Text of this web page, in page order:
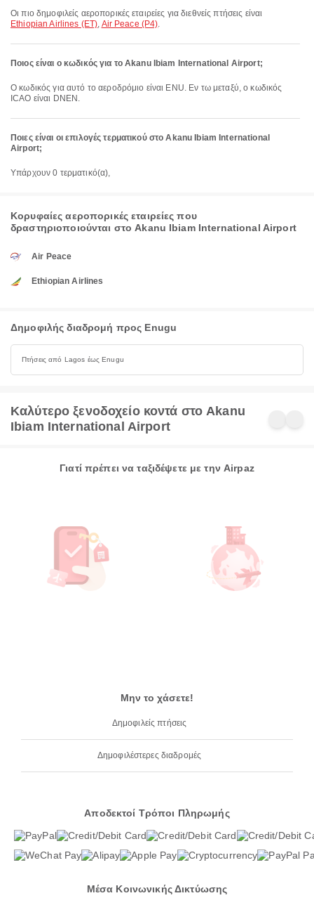
Οι πιο δημοφιλείς αεροπορικές εταιρείες για διεθνείς πτήσεις είναι
Ethiopian Airlines (ET), Air Peace (P4).
Ποιος είναι ο κωδικός για το Akanu Ibiam International Airport;
Ο κωδικός για αυτό το αεροδρόμιο είναι ENU. Εν τω μεταξύ, ο κωδικός
ICAO είναι DNEN.
Ποιες είναι οι επιλογές τερματικού στο Akanu Ibiam International
Airport;
Υπάρχουν 0 τερματικό(α),
Κορυφαίες αεροπορικές εταιρείες που
δραστηριοποιούνται στο Akanu Ibiam International Airport
Air Peace
Ethiopian Airlines
Δημοφιλής διαδρομή προς Enugu
Πτήσεις από Lagos έως Enugu
Καλύτερο ξενοδοχείο κοντά στο Akanu
Ibiam International Airport
Γιατί πρέπει να ταξιδέψετε με την Airpaz
Μην το χάσετε!
Δημοφιλείς πτήσεις
Δημοφιλέστερες διαδρομές
Αποδεκτοί Τρόποι Πληρωμής
Μέσα Κοινωνικής Δικτύωσης